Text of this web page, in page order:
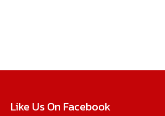
Like Us On Facebook